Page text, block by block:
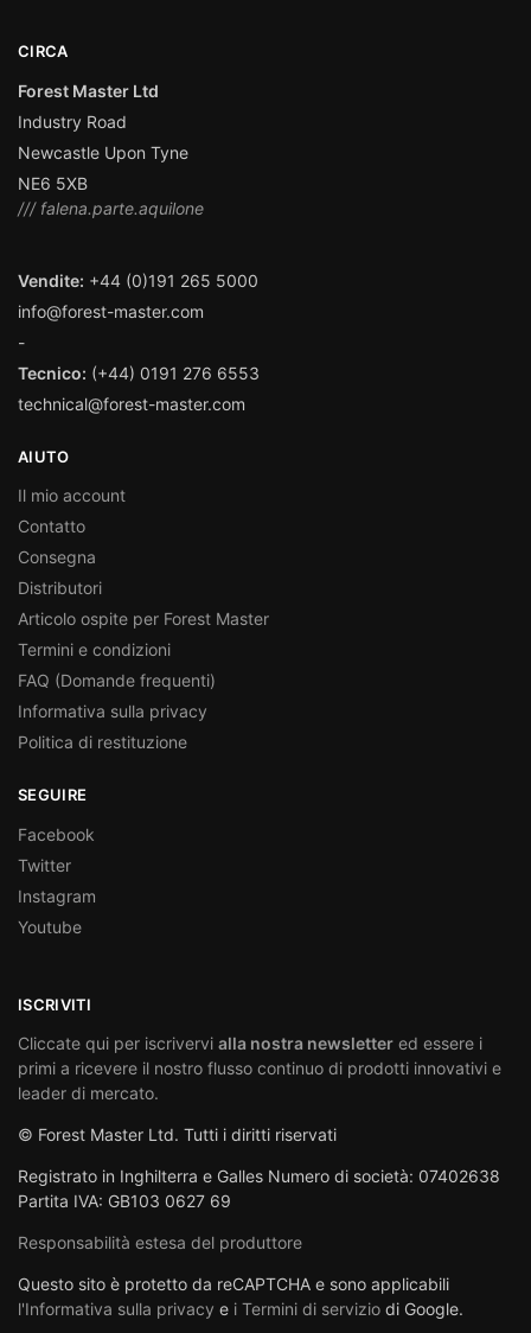
CIRCA
Forest Master Ltd
Industry Road
Newcastle Upon Tyne
NE6 5XB
/// falena.parte.aquilone
Vendite: +44 (0)191 265 5000
info@forest-master.com
-
Tecnico: (+44) 0191 276 6553
technical@forest-master.com
AIUTO
Il mio account
Contatto
Consegna
Distributori
Articolo ospite per Forest Master
Termini e condizioni
FAQ (Domande frequenti)
Informativa sulla privacy
Politica di restituzione
SEGUIRE
Facebook
Twitter
Instagram
Youtube
ISCRIVITI
Cliccate qui per iscrivervi alla nostra newsletter ed essere i
primi a ricevere il nostro flusso continuo di prodotti innovativi e
leader di mercato.
© Forest Master Ltd. Tutti i diritti riservati
Registrato in Inghilterra e Galles Numero di società: 07402638
Partita IVA: GB103 0627 69
Responsabilità estesa del produttore
Questo sito è protetto da reCAPTCHA e sono applicabili
l'Informativa sulla privacy e i Termini di servizio di Google.